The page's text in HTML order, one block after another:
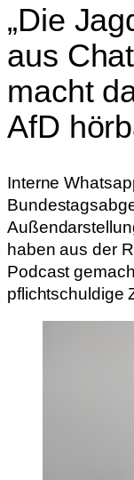
„Die
aus
macht
AfD
Interne
haben aus der
Podcast
pflichtschuldige